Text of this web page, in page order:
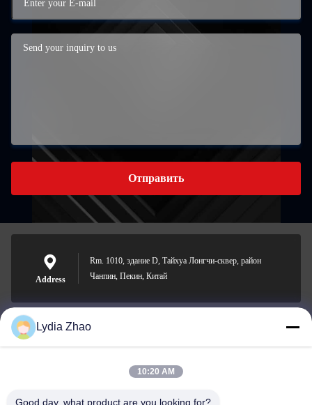
Отправить
Address
Rm. 1010, здание D, Тайхуа Лонгчи-сквер, район
Чанпин, Пекин, Китай
jesingd@vip.sina.com
Lydia Zhao
10:20 AM
Good day, what product are you looking for?